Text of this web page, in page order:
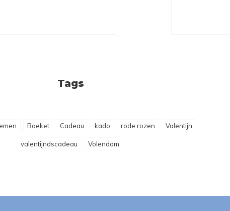
Tags
Boeket Cadeau kado rode rozen Valentijn
valentijndscadeau Volendam